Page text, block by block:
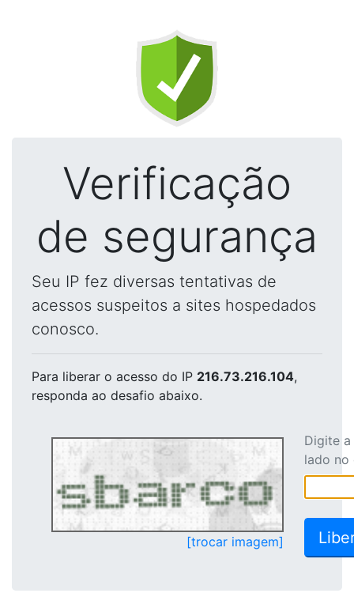
Verificação
de segurança
Seu IP fez diversas tentativas de
acessos suspeitos a sites hospedados
conosco.
Para liberar o acesso do IP 216.73.216.104,
responda ao desafio abaixo.
[trocar imagem]
Digite
lado no